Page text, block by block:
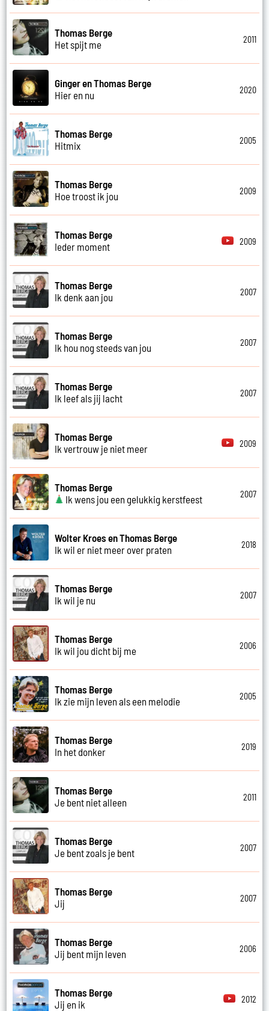
Thomas Berge
Het spijt me
2011
Ginger en Thomas Berge
Hier en nu
2020
Thomas Berge
Hitmix
2005
Thomas Berge
Hoe troost ik jou
2009
Thomas Berge
Ieder moment
2009
Thomas Berge
Ik denk aan jou
2007
Thomas Berge
Ik hou nog steeds van jou
2007
Thomas Berge
Ik leef als jij lacht
2007
Thomas Berge
Ik vertrouw je niet meer
2009
Thomas Berge
Ik wens jou een gelukkig kerstfeest
2007
Wolter Kroes en Thomas Berge
Ik wil er niet meer over praten
2018
Thomas Berge
Ik wil je nu
2007
Thomas Berge
Ik wil jou dicht bij me
2006
Thomas Berge
Ik zie mijn leven als een melodie
2005
Thomas Berge
In het donker
2019
Thomas Berge
Je bent niet alleen
2011
Thomas Berge
Je bent zoals je bent
2007
Thomas Berge
Jij
2007
Thomas Berge
Jij bent mijn leven
2006
Thomas Berge
Jij en ik
2012